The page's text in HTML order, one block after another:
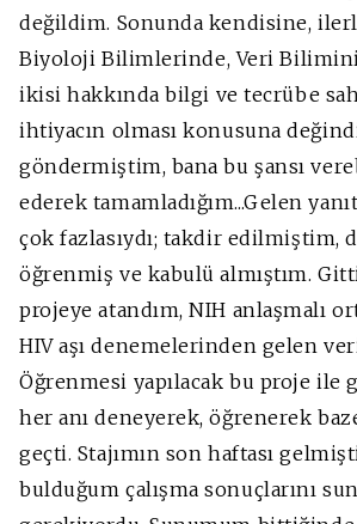
değildim. Sonunda kendisine,
Biyoloji Bilimlerinde, Veri
ikisi hakkında bilgi ve tecrübe
ihtiyacın olması konusuna
göndermiştim, bana bu şansı
ederek tamamladığım...Gelen
çok fazlasıydı; takdir edilmiştim,
öğrenmiş ve kabulü almıştım.
projeye atandım, NIH anlaşmalı
HIV aşı denemelerinden gelen
Öğrenmesi yapılacak bu proje ile
her anı deneyerek, öğrenerek
geçti. Stajımın son haftası
bulduğum çalışma sonuçlarını